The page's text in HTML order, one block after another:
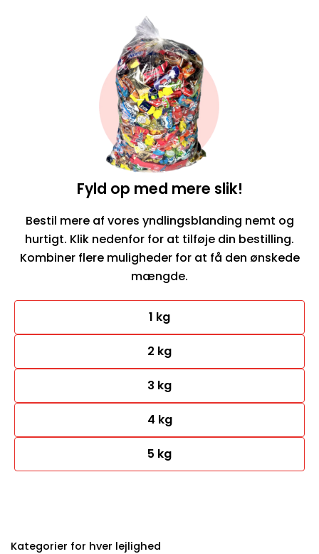
Fyld op med mere slik!
Bestil mere af vores yndlingsblanding nemt og
hurtigt. Klik nedenfor for at tilføje din bestilling.
Kombiner flere muligheder for at få den ønskede
mængde.
1 kg
2 kg
3 kg
4 kg
5 kg
Kategorier for hver lejlighed